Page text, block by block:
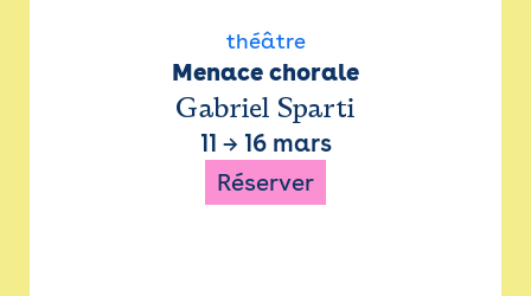
théâtre
Menace chorale
Gabriel Sparti
11 → 16 mars
Réserver